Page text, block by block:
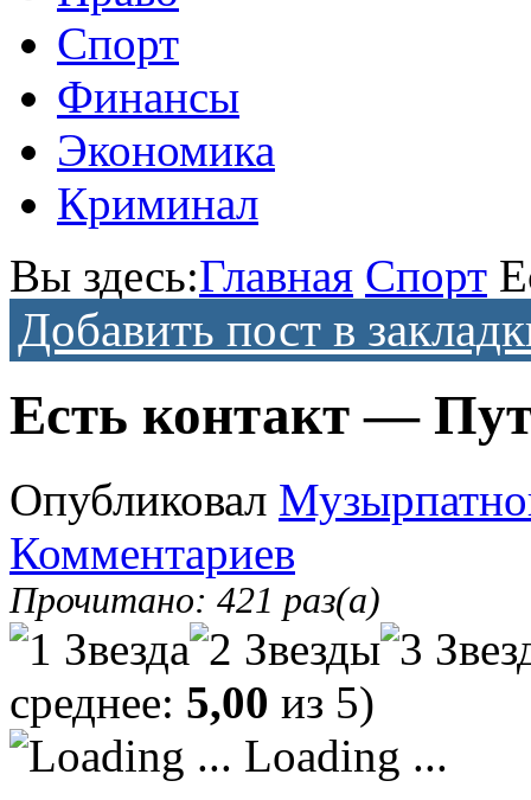
Спорт
Финансы
Экономика
Криминал
Вы здесь:Главная Спорт
Добавить пост в
Есть контакт —
Опубликовал
Комментариев
Прочитано: 421 раз(а)
среднее: 5,00 из 5)
Loading ...